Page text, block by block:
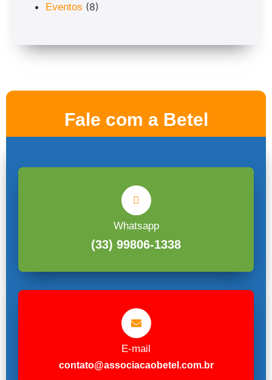
Eventos (8)
Fale com a Betel
Whatsapp
(33) 99806-1338
E-mail
contato@associacaobetel.com.br